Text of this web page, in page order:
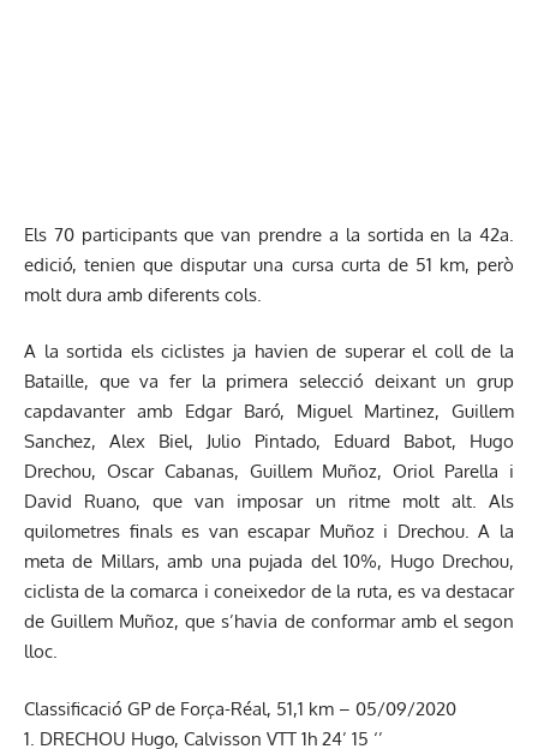
Els 70 participants que van prendre a la sortida en la 42a.
edició, tenien que disputar una cursa curta de 51 km, però
molt dura amb diferents cols.
A la sortida els ciclistes ja havien de superar el coll de la
Bataille, que va fer la primera selecció deixant un grup
capdavanter amb Edgar Baró, Miguel Martinez, Guillem
Sanchez, Alex Biel, Julio Pintado, Eduard Babot, Hugo
Drechou, Oscar Cabanas, Guillem Muñoz, Oriol Parella i
David Ruano, que van imposar un ritme molt alt. Als
quilometres finals es van escapar Muñoz i Drechou. A la
meta de Millars, amb una pujada del 10%, Hugo Drechou,
ciclista de la comarca i coneixedor de la ruta, es va destacar
de Guillem Muñoz, que s’havia de conformar amb el segon
lloc.
Classificació GP de Força-Réal, 51,1 km – 05/09/2020
1. DRECHOU Hugo, Calvisson VTT 1h 24’ 15 ‘’